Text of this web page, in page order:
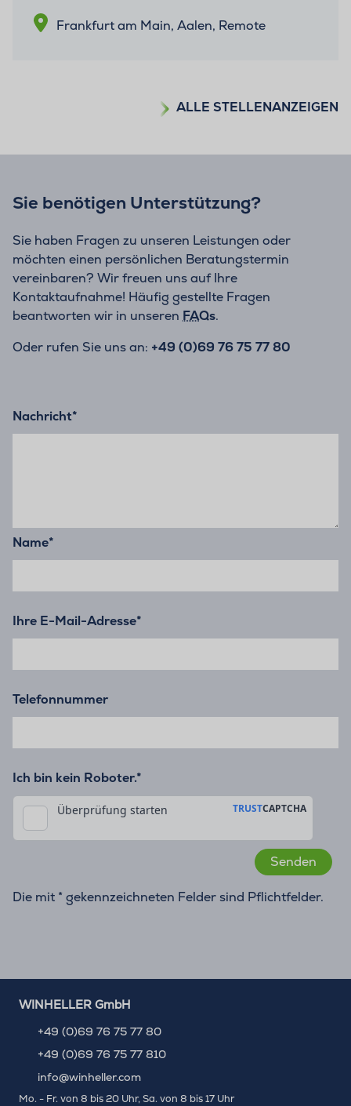
Frankfurt am Main, Aalen, Remote
ALLE STELLENANZEIGEN
Sie benötigen Unterstützung?
Sie haben Fragen zu unseren Leistungen oder
möchten einen persönlichen Beratungstermin
vereinbaren? Wir freuen uns auf Ihre
Kontaktaufnahme! Häufig gestellte Fragen
beantworten wir in unseren FAQs.
Oder rufen Sie uns an: +49 (0)69 76 75 77 80
Nachricht*
Name*
Ihre E-Mail-Adresse*
Telefonnummer
Ich bin kein Roboter.*
Die mit * gekennzeichneten Felder sind Pflichtfelder.
WINHELLER GmbH
+49 (0)69 76 75 77 80
+49 (0)69 76 75 77 810
info@winheller.com
Mo. - Fr. von 8 bis 20 Uhr, Sa. von 8 bis 17 Uhr